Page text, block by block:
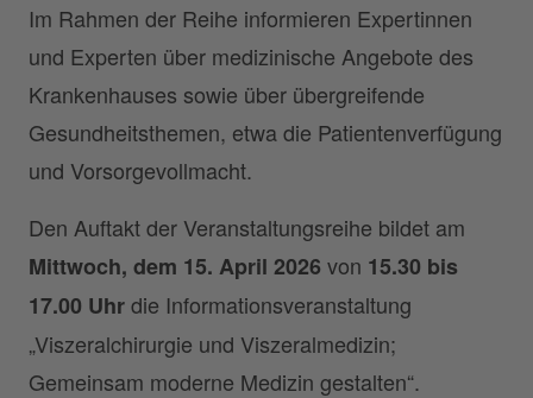
Im Rahmen der Reihe informieren Expertinnen
und Experten über medizinische Angebote des
Krankenhauses sowie über übergreifende
Gesundheitsthemen, etwa die Patientenverfügung
und Vorsorgevollmacht.
Den Auftakt der Veranstaltungsreihe bildet am
Mittwoch, dem 15. April 2026 von 15.30 bis
17.00 Uhrdie Informationsveranstaltung
„Viszeralchirurgie und Viszeralmedizin;
Gemeinsam moderne Medizin gestalten“.